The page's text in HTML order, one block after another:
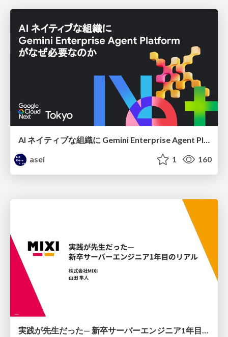
AI ネイティブな組織に Gemini Enterprise Agent Platform がなぜ必要なのか
asei
1 160